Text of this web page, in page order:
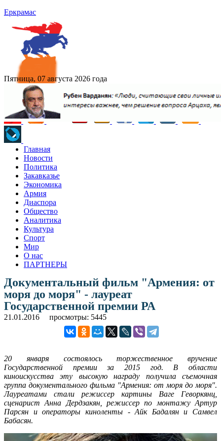
Еркрамас
Пятница, 07 августа 2026 года
Главная
Новости
Политика
Закавказье
Экономика
Армия
Диаспора
Общество
Аналитика
Культура
Спорт
Мир
О нас
ПАРТНЕРЫ
Документальный фильм "Армения: от
моря до моря" - лауреат
Государственной премии РА
21.01.2016 просмотры: 5445
20 января состоялось торжественное вручение
Государственной премии за 2015 год. В области
киноискусства эту высокую награду получила съемочная
группа документального фильма "Армения: от моря до моря".
Лауреатами стали режиссер картины Ваге Геворкянц,
сценарист Анна Дердзакян, режиссер по монтажу Артур
Парсян и операторы киноленты - Айк Бадалян и Самвел
Бабасян.